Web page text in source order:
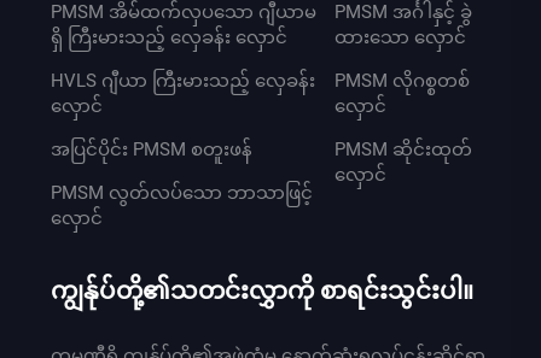
PMSM အိမ်ထက်လှပသော ဂျီယာမ
ရှိ ကြီးမားသည့် လှေခန်း လှောင်
HVLS ဂျီယာ ကြီးမားသည့် လှေခန်း
လှောင်
အပြင်ပိုင်း PMSM စတူးဖန်
PMSM လွတ်လပ်သော ဘာသာဖြင့်
လှောင်
PMSM အင်္ဂါနှင့် ခွဲ
ထားသော လှောင်
PMSM လိုဂစ္စတစ်
လှောင်
PMSM ဆိုင်းထုတ်
လှောင်
ကျွန်ုပ်တို့၏သတင်းလွှာကို စာရင်းသွင်းပါ။